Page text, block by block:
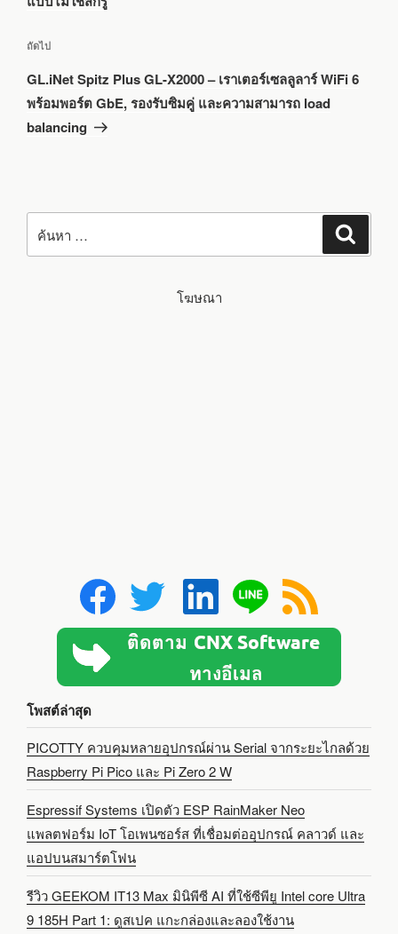
เรื่อง
ไป
ถัดไป
GL.iNet Spitz Plus GL-X2000 – เราเตอร์เซลลูลาร์ WiFi 6
พร้อมพอร์ต GbE, รองรับซิมคู่ และความสามารถ load
balancing
ค้นหา:
โฆษณา
โพสต์ล่าสุด
PICOTTY ควบคุมหลายอุปกรณ์ผ่าน Serial จากระยะไกลด้วย
Raspberry Pi Pico และ Pi Zero 2 W
Espressif Systems เปิดตัว ESP RainMaker Neo
แพลตฟอร์ม IoT โอเพนซอร์ส ที่เชื่อมต่ออุปกรณ์ คลาวด์ และ
แอปบนสมาร์ตโฟน
รีวิว GEEKOM IT13 Max มินิพีซี AI ที่ใช้ซีพียู Intel core Ultra
9 185H Part 1: ดูสเปค แกะกล่องและลองใช้งาน